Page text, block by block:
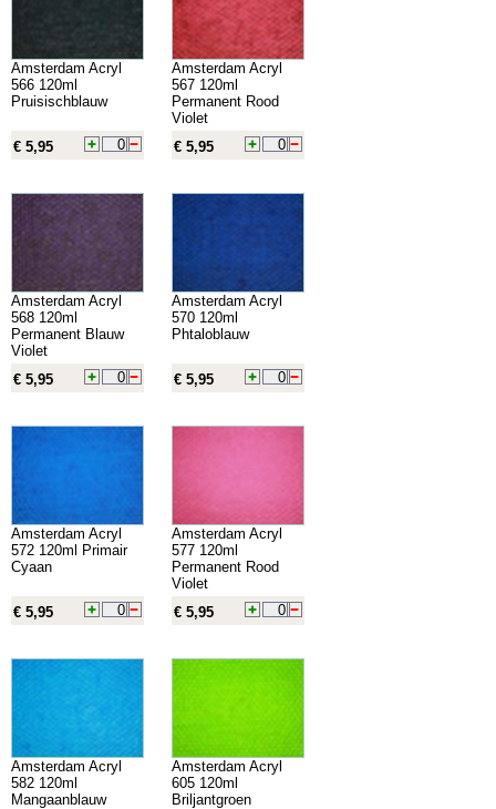
Amsterdam Acryl
566 120ml
Pruisischblauw
€ 5,95
Amsterdam Acryl
567 120ml
Permanent Rood
Violet
€ 5,95
Amsterdam Acryl
568 120ml
Permanent Blauw
Violet
€ 5,95
Amsterdam Acryl
570 120ml
Phtaloblauw
€ 5,95
Amsterdam Acryl
572 120ml Primair
Cyaan
€ 5,95
Amsterdam Acryl
577 120ml
Permanent Rood
Violet
€ 5,95
Amsterdam Acryl
582 120ml
Mangaanblauw
Amsterdam Acryl
605 120ml
Briljantgroen